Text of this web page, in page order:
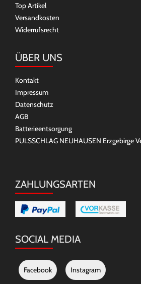
Top Artikel
Versandkosten
Widerrufsrecht
ÜBER UNS
Kontakt
Impressum
Datenschutz
AGB
Batterieentsorgung
PULSSCHLAG NEUHAUSEN Erzgebirge
ZAHLUNGSARTEN
SOCIAL MEDIA
Facebook Instagram